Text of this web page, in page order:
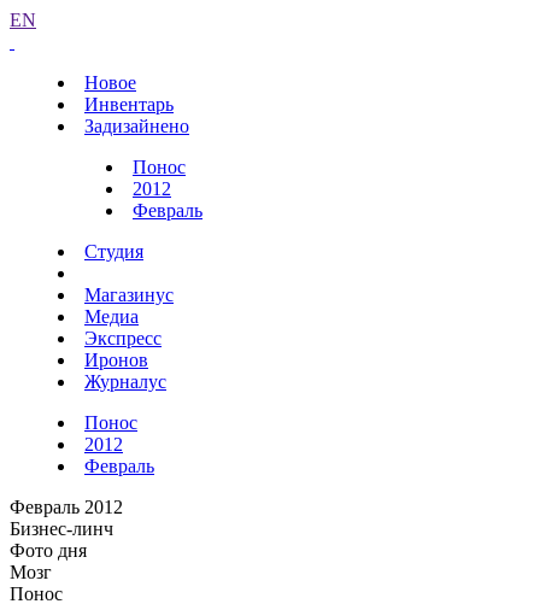
EN
Новое
Инвентарь
Задизайнено
Понос
2012
Февраль
Студия
Магазинус
Медиа
Экспресс
Иронов
Журналус
Понос
2012
Февраль
Февраль 2012
Бизнес-линч
Фото дня
Мозг
Понос